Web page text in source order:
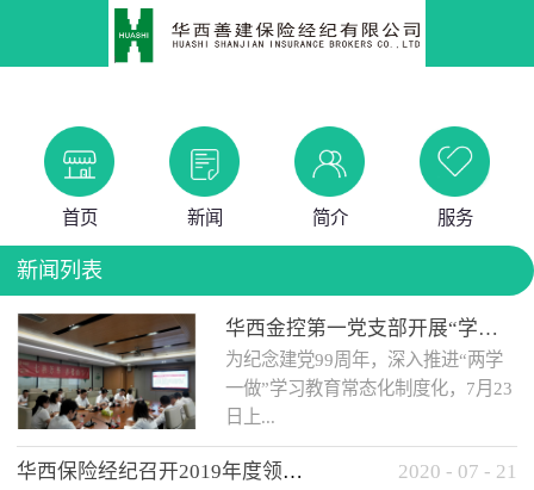
首页 新闻 简介 服务
新闻列表
华西金控第一党支部开展“学党史 知党情 做合格党员”主题教育工作会
为纪念建党99周年，深入推进“两学
一做”学习教育常态化制度化，7月23
日上...
华西保险经纪召开2019年度领导班子述职考核工作会 2020 - 07 - 21